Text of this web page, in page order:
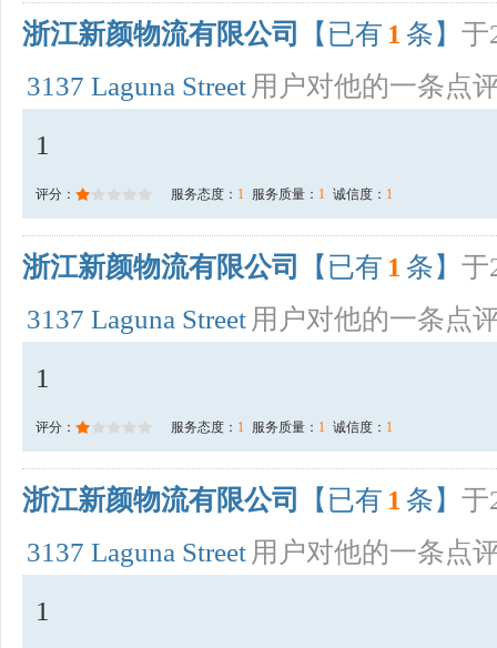
浙江新颜物流有限公司 【已有 1 条】 于
3137 Laguna Street 用户对他的一条点
1
评分： 服务态度： 1 服务质量： 1 诚信度： 1
浙江新颜物流有限公司 【已有 1 条】 于
3137 Laguna Street 用户对他的一条点
1
评分： 服务态度： 1 服务质量： 1 诚信度： 1
浙江新颜物流有限公司 【已有 1 条】 于
3137 Laguna Street 用户对他的一条点
1